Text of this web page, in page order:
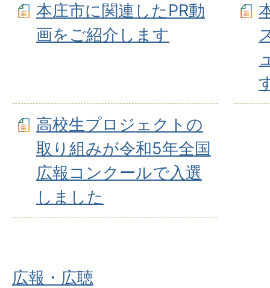
本庄市に関連したPR動
画をご紹介します
高校生プロジェクトの
取り組みが令和5年全国
広報コンクールで入選
しました
広報・広聴